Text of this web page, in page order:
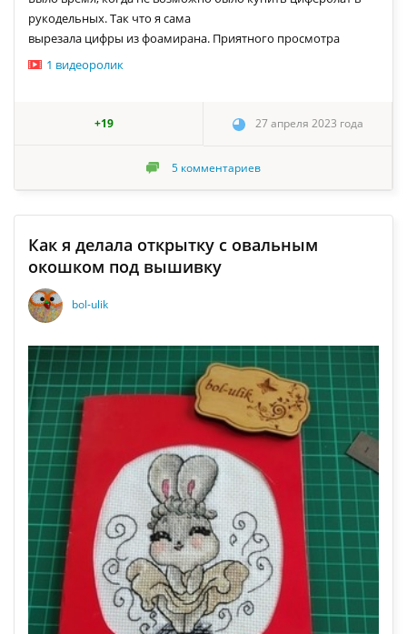
рукодельных. Так что я сама
вырезала цифры из фоамирана. Приятного просмотра
1 видеоролик
+19 27 апреля 2023 года
5 комментариев
Как я делала открытку с овальным
окошком под вышивку
bol-ulik